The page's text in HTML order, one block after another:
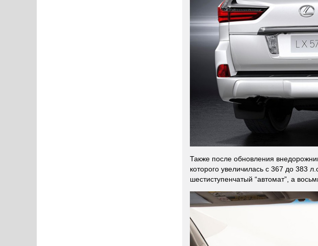
Также после обновления
которого увеличилась с 367 до 383
шестиступенчатый “автомат”, а